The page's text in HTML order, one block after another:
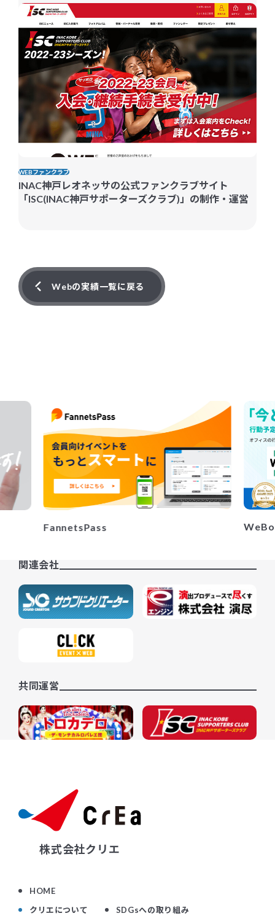
WEBファンクラブ
INAC神戸レオネッサの公式ファンクラブサイト
「ISC(INAC神戸サポーターズクラブ)」の制作・運営
Webの実績一覧に戻る
FannetsPass
関連会社
共同運営
株式会社クリエ
HOME
クリエについて
SDGsへの取り組み